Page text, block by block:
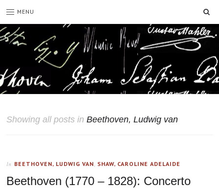
MENU
Showing all posts inBeethoven, Ludwig van
In BEETHOVEN, LUDWIG VAN, SHAW, CAROLINE ADELAIDE
Beethoven (1770 – 1828): Concerto